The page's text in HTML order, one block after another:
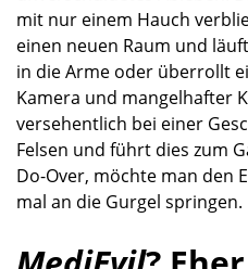
MediEvil?
Als die ersten Berichte
mein Ohr drangen, habe ich
kann mich noch gut
mangels eigener PS One
Konsolenhändler immer
Schon hatte ich die
zeitgemäßer Optik.